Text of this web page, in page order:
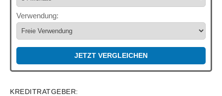
Verwendung:
JETZT VERGLEICHEN
KREDITRATGEBER: